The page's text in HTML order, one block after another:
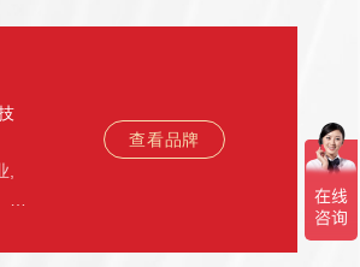
,
冷
查看品牌